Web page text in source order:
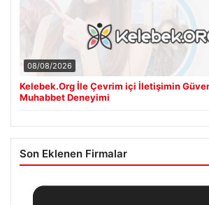
08/08/2026
Kelebek.Org İle Çevrim içi İletişimin
Muhabbet Deneyimi
Son Eklenen Firmalar